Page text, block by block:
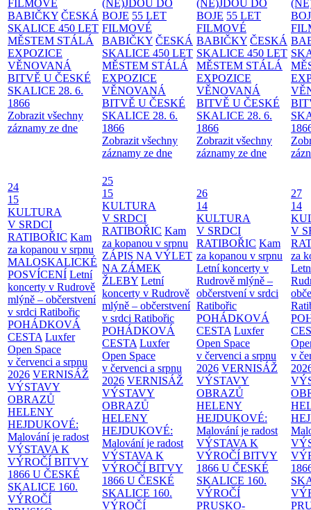
FILMOVÉ
BABIČKY ČESKÁ
SKALICE 450 LET
MĚSTEM STÁLÁ
EXPOZICE
VĚNOVANÁ
BITVĚ U ČESKÉ
SKALICE 28. 6.
1866
Zobrazit všechny
záznamy ze dne
(NE)JDOU DO
BOJE 55 LET
FILMOVÉ
BABIČKY ČESKÁ
SKALICE 450 LET
MĚSTEM STÁLÁ
EXPOZICE
VĚNOVANÁ
BITVĚ U ČESKÉ
SKALICE 28. 6.
1866
Zobrazit všechny
záznamy ze dne
(NE)JDOU DO
BOJE 55 LET
FILMOVÉ
BABIČKY ČESKÁ
SKALICE 450 LET
MĚSTEM STÁLÁ
EXPOZICE
VĚNOVANÁ
BITVĚ U ČESKÉ
SKALICE 28. 6.
1866
Zobrazit všechny
záznamy ze dne
24
15
KULTURA
V SRDCI
RATIBOŘIC Kam
za kopanou v srpnu
MALOSKALICKÉ
POSVÍCENÍ Letní
koncerty v Rudrově
mlýně – občerstvení
v srdci Ratibořic
POHÁDKOVÁ
CESTA Luxfer
Open Space
v červenci a srpnu
2026 VERNISÁŽ
VÝSTAVY
OBRAZŮ
HELENY
HEJDUKOVÉ:
Malování je radost
VÝSTAVA K
VÝROČÍ BITVY
1866 U ČESKÉ
SKALICE 160.
VÝROČÍ
25
15
KULTURA
V SRDCI
RATIBOŘIC Kam
za kopanou v srpnu
ZÁPIS NA VÝLET
NA ZÁMEK
ŽLEBY Letní
koncerty v Rudrově
mlýně – občerstvení
v srdci Ratibořic
POHÁDKOVÁ
CESTA Luxfer
Open Space
v červenci a srpnu
2026 VERNISÁŽ
VÝSTAVY
OBRAZŮ
HELENY
HEJDUKOVÉ:
Malování je radost
VÝSTAVA K
VÝROČÍ BITVY
1866 U ČESKÉ
SKALICE 160.
VÝROČÍ
26
14
KULTURA
V SRDCI
RATIBOŘIC Kam
za kopanou v srpnu
Letní koncerty v
Rudrově mlýně –
občerstvení v srdci
Ratibořic
POHÁDKOVÁ
CESTA Luxfer
Open Space
v červenci a srpnu
2026 VERNISÁŽ
VÝSTAVY
OBRAZŮ
HELENY
HEJDUKOVÉ:
Malování je radost
VÝSTAVA K
VÝROČÍ BITVY
1866 U ČESKÉ
SKALICE 160.
VÝROČÍ
PRUSKO-
27
14
V
za
v